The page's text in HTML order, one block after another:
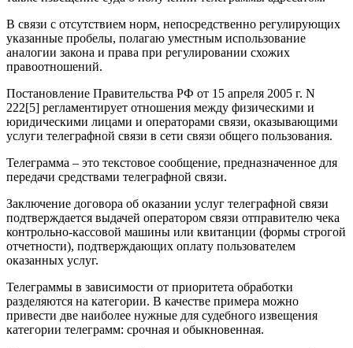
В связи с отсутствием норм, непосредственно регулирующих
указанные пробелы, полагаю уместным использование
аналогии закона и права при регулировании схожих
правоотношений.
Постановление Правительства РФ от 15 апреля 2005 г. N
222[5] регламентирует отношения между физическими и
юридическими лицами и операторами связи, оказывающими
услуги телеграфной связи в сети связи общего пользования.
Телеграмма – это текстовое сообщение, предназначенное для
передачи средствами телеграфной связи.
Заключение договора об оказании услуг телеграфной связи
подтверждается выдачей оператором связи отправителю чека
контрольно-кассовой машины или квитанции (формы строгой
отчетности), подтверждающих оплату пользователем
оказанных услуг.
Телеграммы в зависимости от приоритета обработки
разделяются на категории. В качестве примера можно
привести две наиболее нужные для судебного извещения
категории телеграмм: срочная и обыкновенная.